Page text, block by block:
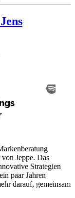
Jeppe. Das
Strategien
paar Jahren
darauf, gemeinsam